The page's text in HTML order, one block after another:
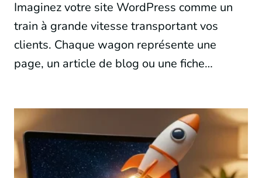
Imaginez votre site WordPress comme un
train à grande vitesse transportant vos
clients. Chaque wagon représente une
page, un article de blog ou une fiche…